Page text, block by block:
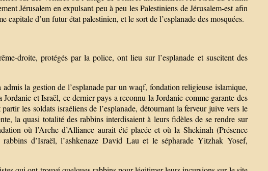
Jérusalem en expulsant peu à peu les Palestiniens de Jérusalem-est afin
capitale d’un futur état palestinien, et le sort de l’esplanade des mosquées.
droite, protégés par la police, ont lieu sur l’esplanade et suscitent des
la gestion de l’esplanade par un waqf, fondation religieuse islamique,
et Israël, ce dernier pays a reconnu la Jordanie comme garante des
les soldats israéliens de l’esplanade, détournant la ferveur juive vers le
la quasi totalité des rabbins interdisaient à leurs fidèles de se rendre sur
où l’Arche d’Alliance aurait été placée et où la Shekinah (Présence
d’Israël, l’ashkenaze David Lau et le sépharade Yitzhak Yosef,